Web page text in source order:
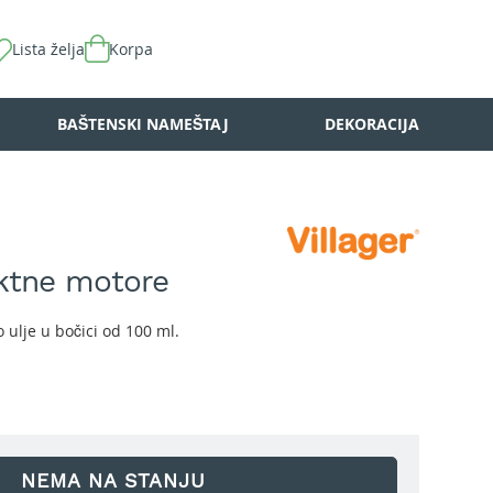
Korpa
Lista želja
BAŠTENSKI NAMEŠTAJ DEKORACIJA
motore
ulje u bočici od 100 ml.
NEMA NA STANJU